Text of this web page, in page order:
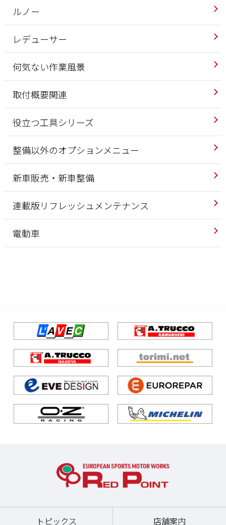
ルノー
レデューサー
何気ない作業風景
取付概要関連
役立つ工具シリーズ
整備以外のオプションメニュー
新車販売・新車整備
連載版リフレッシュメンテナンス
電動車
トピックス 店舗案内